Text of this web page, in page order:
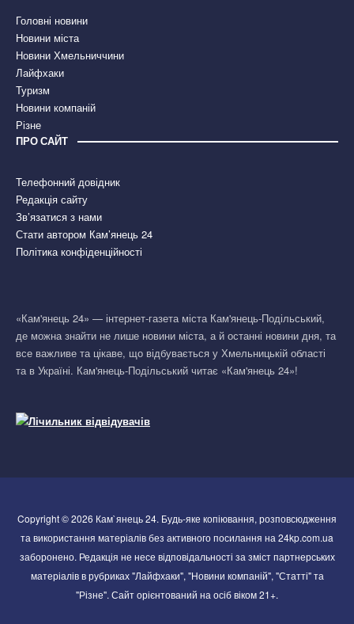
Головні новини
Новини міста
Новини Хмельниччини
Лайфхаки
Туризм
Новини компаній
Різне
ПРО САЙТ
Телефонний довідник
Редакція сайту
Зв’язатися з нами
Стати автором Кам’янець 24
Політика конфіденційності
«Кам'янець 24» — інтернет-газета міста Кам'янець-Подільський,
де можна знайти не лише новини міста, а й останні новини дня, та
все важливе та цікаве, що відбувається у Хмельницькій області
та в Україні. Кам'янець-Подільський читає «Кам'янець 24»!
Copyright © 2026 Кам`янець 24. Будь-яке копіювання, розповсюдження
та використання матеріалів без активного посилання на 24kp.com.ua
заборонено. Редакція не несе відповідальності за зміст партнерських
матеріалів в рубриках "Лайфхаки", "Новини компаній", "Статті" та
"Різне". Сайт орієнтований на осіб віком 21+.